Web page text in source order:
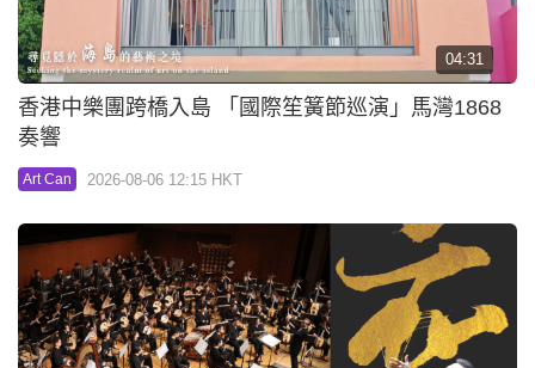
04:31
香港中樂團跨橋入島 「國際笙簧節巡演」馬灣1868
奏響
Art Can 2026-08-06 12:15 HKT